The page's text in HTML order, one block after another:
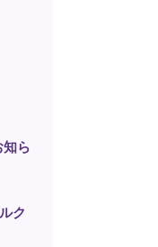
ら
ク